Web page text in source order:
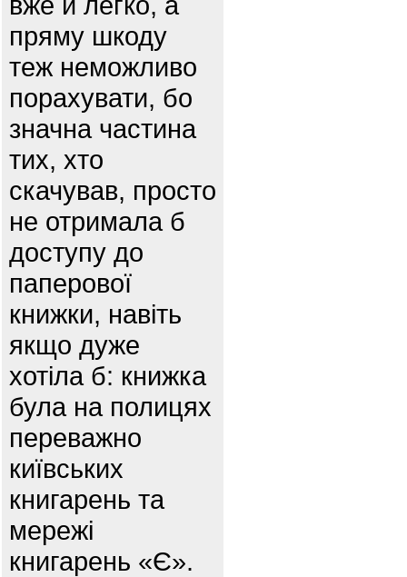
пряму шкоду
теж неможливо
порахувати, бо
значна частина
тих, хто
скачував, просто
не отримала б
доступу до
паперової
книжки, навіть
якщо дуже
хотіла б: книжка
була на полицях
переважно
київських
книгарень та
мережі
книгарень «Є».